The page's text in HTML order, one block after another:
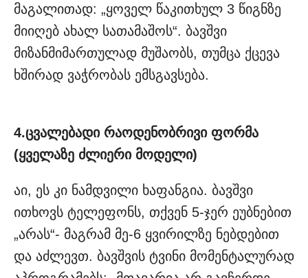
მაგალითად: „ყოველ წაკითხულ 3 წიგნზე
მიიღებ ახალ სათამაშოს“. ბავშვი
მიზანმიმართულად მუშაობს, თუმცა ქცევა
ხშირად ვაჭრობას ემსგავსება.
4.ცვალებადი რაოდენობრივი ფორმა
(ყველაზე ძლიერი მოდელი)
აი, ეს კი ნამდვილი ხაფანგია. ბავშვი
ითხოვს ტელეფონს, თქვენ 5-ჯერ ეუბნებით
„არას“- მაგრამ მე-6 ყვირილზე ნებდებით
და აძლევთ. ბავშვის ტვინი მომენტალურად